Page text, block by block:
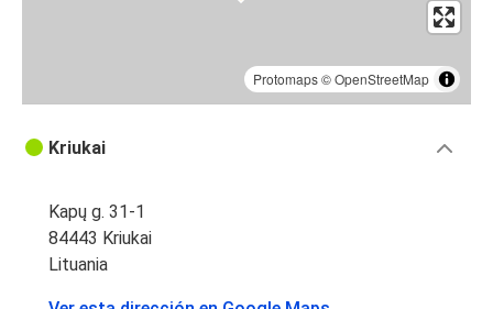
Protomaps©OpenStreetMap
Kriukai
Kapų g. 31-1
84443 Kriukai
Lituania